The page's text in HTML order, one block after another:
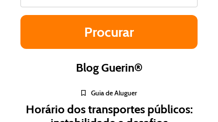
Blog Guerin®
Guia de Aluguer
Horário dos transportes públicos: